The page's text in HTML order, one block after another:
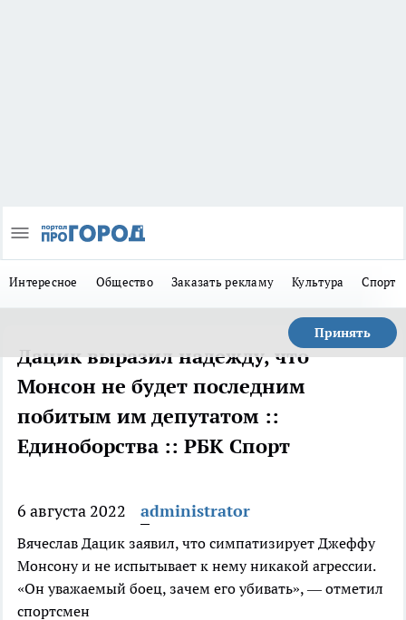
Интересное Общество Заказать рекламу Культура Спорт
Принять
Дацик выразил надежду, что
Монсон не будет последним
побитым им депутатом ::
Единоборства :: РБК Спорт
6 августа 2022 administrator
Вячеслав Дацик заявил, что симпатизирует Джеффу
Монсону и не испытывает к нему никакой агрессии.
«Он уважаемый боец, зачем его убивать», — отметил
спортсмен